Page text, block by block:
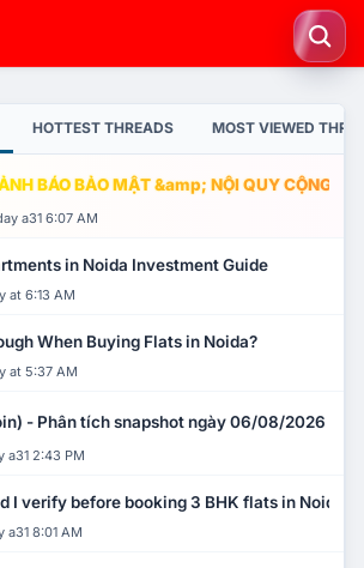
HOTTEST THREADS MOST VIEWED
BÁO BẢO MẬT &amp; NỘI QUY CỘNG
a31 6:07 AM
in Noida Investment Guide
at 6:13 AM
When Buying Flats in Noida?
at 5:37 AM
- Phân tích snapshot ngày 06/08/2026
a31 2:43 PM
I verify before booking 3 BHK flats in Noida?
a31 8:01 AM